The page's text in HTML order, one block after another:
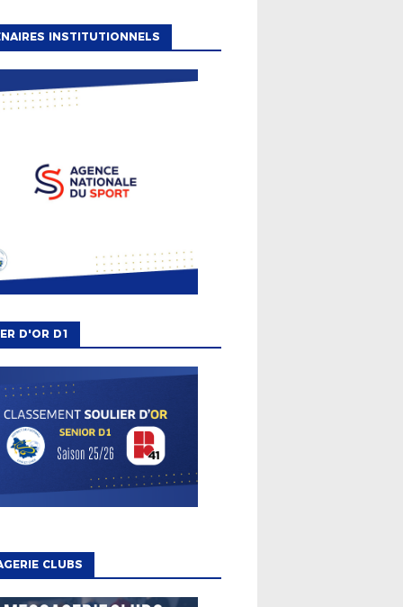
INSTITUTIONNELS
D'OR D1
CLUBS